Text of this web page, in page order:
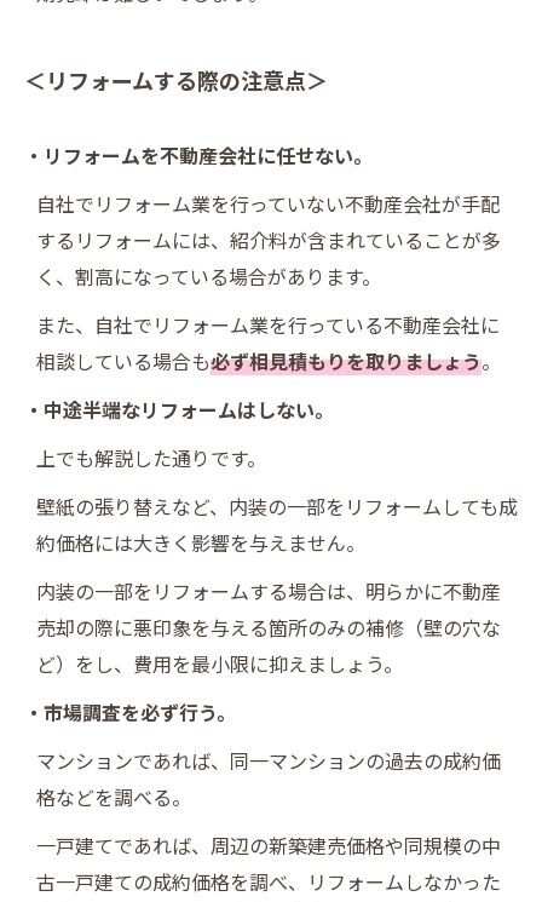
＜リフォームする際の注意点＞
・リフォームを不動産会社に任せない。
自社でリフォーム業を行っていない不動産会社が手配
するリフォームには、紹介料が含まれていることが多
く、割高になっている場合があります。
また、自社でリフォーム業を行っている不動産会社に
相談している場合も必ず相見積もりを取りましょう。
・中途半端なリフォームはしない。
上でも解説した通りです。
壁紙の張り替えなど、内装の一部をリフォームしても成
約価格には大きく影響を与えません。
内装の一部をリフォームする場合は、明らかに不動産
売却の際に悪印象を与える箇所のみの補修（壁の穴な
ど）をし、費用を最小限に抑えましょう。
・市場調査を必ず行う。
マンションであれば、同一マンションの過去の成約価
格などを調べる。
一戸建てであれば、周辺の新築建売価格や同規模の中
古一戸建ての成約価格を調べ、リフォームしなかった